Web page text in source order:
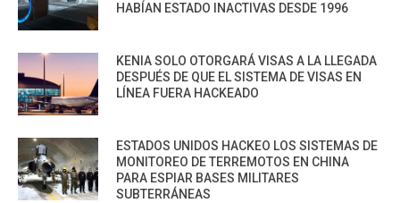
HABÍAN ESTADO INACTIVAS DESDE 1996
KENIA SOLO OTORGARÁ VISAS A LA LLEGADA
DESPUÉS DE QUE EL SISTEMA DE VISAS EN
LÍNEA FUERA HACKEADO
ESTADOS UNIDOS HACKEO LOS SISTEMAS DE
MONITOREO DE TERREMOTOS EN CHINA
PARA ESPIAR BASES MILITARES
SUBTERRÁNEAS